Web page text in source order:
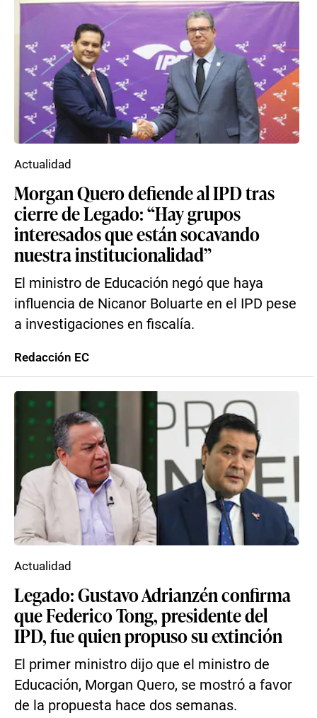
Morgan Quero defiende al IPD tras
cierre de Legado: “Hay grupos
interesados que están socavando
nuestra institucionalidad”
El ministro de Educación negó que haya
influencia de Nicanor Boluarte en el IPD pese
a investigaciones en fiscalía.
Actualidad
Redacción EC
Legado: Gustavo Adrianzén confirma
que Federico Tong, presidente del
IPD, fue quien propuso su extinción
El primer ministro dijo que el ministro de
Educación, Morgan Quero, se mostró a favor
de la propuesta hace dos semanas.
Actualidad